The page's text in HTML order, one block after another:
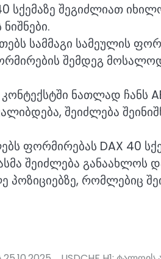
სქემაზე შეგიძლიათ
სამმაგი სამეულის
შემდეგ
ნათლად ჩანს
შეიძლება
ფორმირებას DAX 40
შეიძლება განაახლოს
პოზიციებზე, რომლებიც